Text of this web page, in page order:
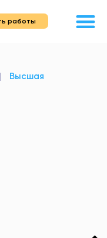
работы
|
Высшая